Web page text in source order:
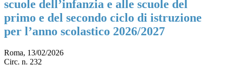
scuole dell’infanzia e alle scuole del
primo e del secondo ciclo di istruzione
per l’anno scolastico 2026/2027
Roma, 13/02/2026
Circ. n. 232